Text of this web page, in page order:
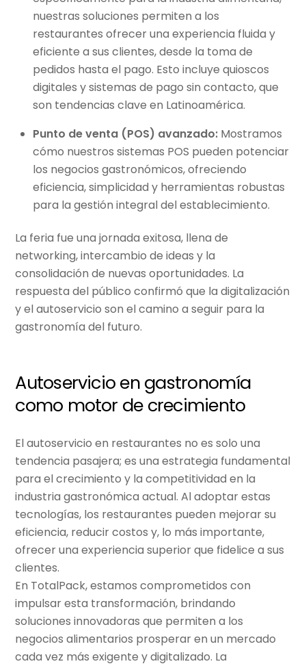
nuestras soluciones permiten a los
restaurantes ofrecer una experiencia fluida y
eficiente a sus clientes, desde la toma de
pedidos hasta el pago. Esto incluye quioscos
digitales y sistemas de pago sin contacto, que
son tendencias clave en Latinoamérica.
Punto de venta (POS) avanzado: Mostramos
cómo nuestros sistemas POS pueden potenciar
los negocios gastronómicos, ofreciendo
eficiencia, simplicidad y herramientas robustas
para la gestión integral del establecimiento.
La feria fue una jornada exitosa, llena de
networking, intercambio de ideas y la
consolidación de nuevas oportunidades. La
respuesta del público confirmó que la digitalización
y el autoservicio son el camino a seguir para la
gastronomía del futuro.
Autoservicio en gastronomía
como motor de crecimiento
Elautoservicio en restaurantes no es solo una
tendencia pasajera; es una estrategia fundamental
para el crecimiento y la competitividad en la
industria gastronómica actual. Al adoptar estas
tecnologías, los restaurantes pueden mejorar su
eficiencia, reducir costos y, lo más importante,
ofrecer una experiencia superior que fidelice a sus
clientes.
En TotalPack, estamos comprometidos con
impulsar esta transformación, brindando
soluciones innovadoras que permiten a los
negocios alimentarios prosperar en un mercado
cada vez más exigente y digitalizado. La